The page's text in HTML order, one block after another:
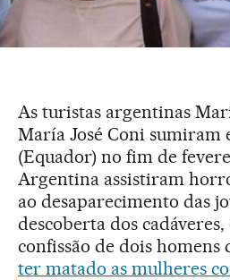
As turistas argentinas
María José Coni sumiram
(Equador) no fim de
Argentina assistiram
ao desaparecimento das
descoberta dos
confissão de dois homens
ter matado as mulheres